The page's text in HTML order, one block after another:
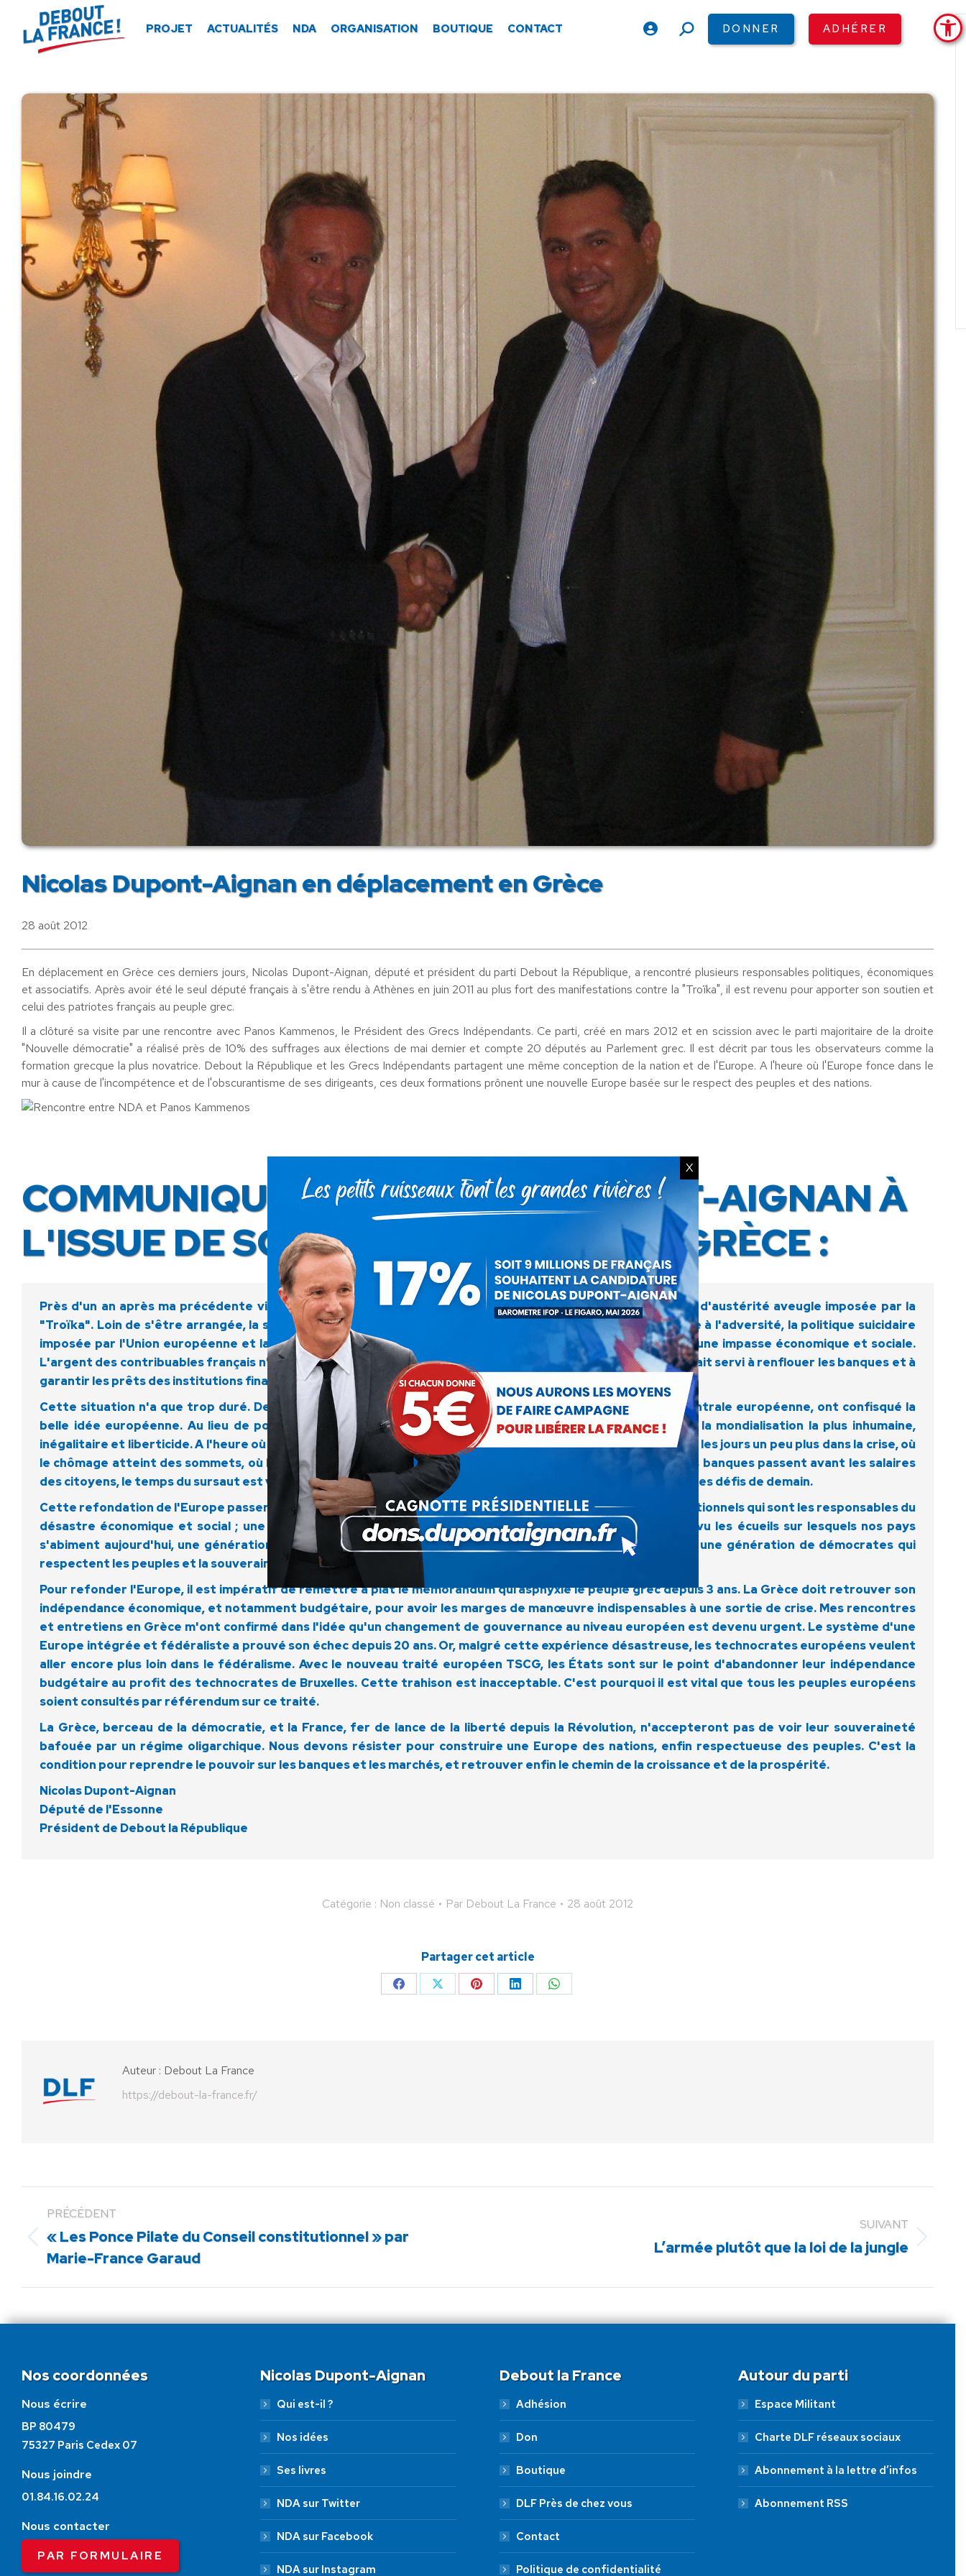
PROJET ACTUALITÉS NDA ORGANISATION BOUTIQUE CONTACT
RechercheDONNER ADHÉRER
Nicolas Dupont-Aignan en déplacement en Grèce
28 août 2012
En déplacement en Grèce ces derniers jours, Nicolas Dupont-Aignan, député et président du parti Debout la République, a rencontré plusieurs responsables politiques, économiques
et associatifs. Après avoir été le seul député français à s'être rendu à Athènes en juin 2011 au plus fort des manifestations contre la "Troïka", il est revenu pour apporter son soutien et
celui des patriotes français au peuple grec.
Il a clôturé sa visite par une rencontre avec Panos Kammenos, le Président des Grecs Indépendants. Ce parti, créé en mars 2012 et en scission avec le parti majoritaire de la droite
"Nouvelle démocratie" a réalisé près de 10% des suffrages aux élections de mai dernier et compte 20 députés au Parlement grec. Il est décrit par tous les observateurs comme la
formation grecque la plus novatrice. Debout la République et les Grecs Indépendants partagent une même conception de la nation et de l'Europe. A l'heure où l'Europe fonce dans le
mur à cause de l'incompétence et de l'obscurantisme de ses dirigeants, ces deux formations prônent une nouvelle Europe basée sur le respect des peuples et des nations.
COMMUNIQUÉ DE NICOLAS DUPONT-AIGNAN À
L'ISSUE DE SON DÉPLACEMENT EN GRÈCE :
Près d'un an après ma précédente visite au peuple grec en juin 2011, j'ai vu un pays meurtri par la politique d'austérité aveugle imposée par la
"Troïka". Loin de s'être arrangée, la situation a empiré. Malgré le courage des Grecs qui ne cèdent rien face à l'adversité, la politique suicidaire
imposée par l'Union européenne et la collaboration servile du gouvernement grec ont mené la Grèce dans une impasse économique et sociale.
L'argent des contribuables français n'a servi à rien. Ces milliards d'euros censés aider nos amis grecs ont en fait servi à renflouer les banques et à
garantir les prêts des institutions financières sur les marchés.
Cette situation n'a que trop duré. Des technocrates non-élus à la Commission de Bruxelles et la Banque centrale européenne, ont confisqué la
belle idée européenne. Au lieu de poursuivre l'idéal de paix, ils ont fait de l'Europe le cheval de Troie de la mondialisation la plus inhumaine,
inégalitaire et liberticide. A l'heure où l'Union européenne, et particulièrement la zone euro, s'enfoncent tous les jours un peu plus dans la crise, où
le chômage atteint des sommets, où les populations voient leurs niveaux de vie régresser, où les profits des banques passent avant les salaires
des citoyens, le temps du sursaut est venu. Nous devons refonder l'Europe pour sortir de la crise et préparer les défis de demain.
Cette refondation de l'Europe passera par une nouvelle génération politique, en rupture avec les partis traditionnels qui sont les responsables du
désastre économique et social ; une nouvelle génération politique, responsable et compétente, qui a prévu les écueils sur lesquels nos pays
s'abiment aujourd'hui, une génération qui a travaillé à des solutions novatrices et différentes, et surtout une génération de démocrates qui
respectent les peuples et la souveraineté populaire.
Pour refonder l'Europe, il est impératif de remettre à plat le mémorandum qui asphyxie le peuple grec depuis 3 ans. La Grèce doit retrouver son
indépendance économique, et notamment budgétaire, pour avoir les marges de manœuvre indispensables à une sortie de crise. Mes rencontres
et entretiens en Grèce m'ont confirmé dans l'idée qu'un changement de gouvernance au niveau européen est devenu urgent. Le système d'une
Europe intégrée et fédéraliste a prouvé son échec depuis 20 ans. Or, malgré cette expérience désastreuse, les technocrates européens veulent
aller encore plus loin dans le fédéralisme. Avec le nouveau traité européen TSCG, les États sont sur le point d'abandonner leur indépendance
budgétaire au profit des technocrates de Bruxelles. Cette trahison est inacceptable. C'est pourquoi il est vital que tous les peuples européens
soient consultés par référendum sur ce traité.
La Grèce, berceau de la démocratie, et la France, fer de lance de la liberté depuis la Révolution, n'accepteront pas de voir leur souveraineté
bafouée par un régime oligarchique. Nous devons résister pour construire une Europe des nations, enfin respectueuse des peuples. C'est la
condition pour reprendre le pouvoir sur les banques et les marchés, et retrouver enfin le chemin de la croissance et de la prospérité.
Nicolas Dupont-Aignan
Député de l'Essonne
Président de Debout la République
Catégorie : Non classé Par Debout La France 28 août 2012
Partager cet article
PartagerPartagerPartagerPartagerPartager
Auteur : Debout La France
https://debout-la-france.fr/
PRÉCÉDENT
Article
précédent
« Les Ponce Pilate du Conseil constitutionnel » par
Marie-France Garaud
SUIVANT
L’armée plutôt que la loi de la jungle
Nos coordonnées
Nous écrire
BP 80479
75327 Paris Cedex 07
Nous joindre
01.84.16.02.24
Nous contacter
PAR FORMULAIRE
Nicolas Dupont-Aignan
Qui est-il ?
Nos idées
Ses livres
NDA sur Twitter
NDA sur Facebook
NDA sur Instagram
Debout la France
Adhésion
Don
Boutique
DLF Près de chez vous
Contact
Politique de confidentialité
Autour du parti
Espace Militant
Charte DLF réseaux sociaux
Abonnement à la lettre d’infos
Abonnement RSS
X
Panneau de gestion des cookies